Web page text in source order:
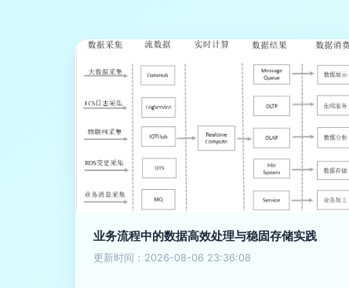
业务流程中的数据高效处理与稳固存储实践
更新时间：2026-08-06 23:36:08